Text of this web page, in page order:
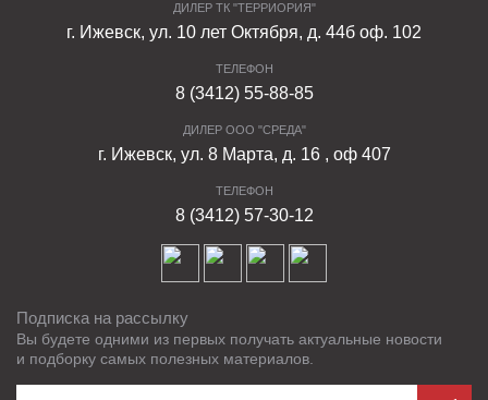
ДИЛЕР ТК "ТЕРРИОРИЯ"
г. Ижевск, ул. 10 лет Октября, д. 44б оф. 102
ТЕЛЕФОН
8 (3412) 55-88-85
ДИЛЕР ООО "СРЕДА"
г. Ижевск, ул. 8 Марта, д. 16 , оф 407
ТЕЛЕФОН
8 (3412) 57-30-12
Подписка на рассылку
Вы будете одними из первых получать актуальные новости
и подборку самых полезных материалов.